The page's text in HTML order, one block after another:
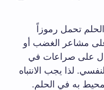
تحمل رموزاً
على مشاعر الغضب أو⁤
على صراعات في
​لذا يجب الانتباه
به في الحلم.